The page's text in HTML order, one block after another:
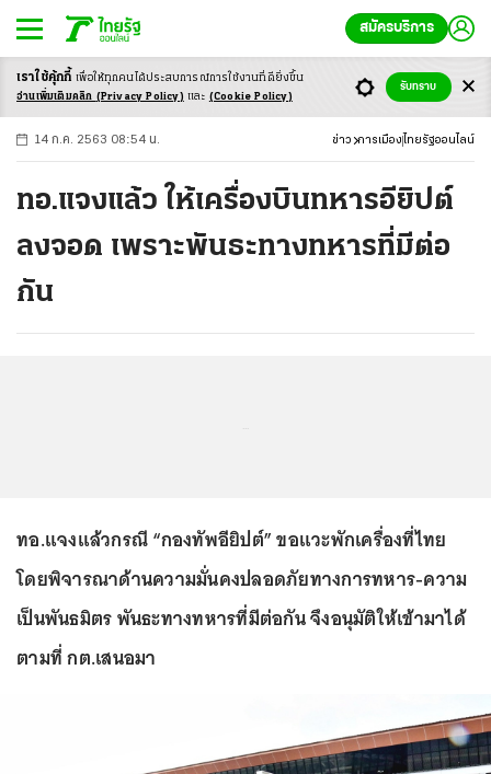
สมัครบริการ
-ก ก ก+
14 ก.ค. 2563 08:54 น. ข่าว การเมือง ไทยรัฐออนไลน์
ทอ.แจงแล้ว ให้เครื่องบินทหารอียิปต์
ลงจอด เพราะพันธะทางทหารที่มีต่อ
กัน
ทอ.แจงแล้วกรณี “กองทัพอียิปต์” ขอแวะพักเครื่องที่ไทย
โดยพิจารณาด้านความมั่นคงปลอดภัยทางการทหาร-ความ
เป็นพันธมิตร พันธะทางทหารที่มีต่อกัน จึงอนุมัติให้เข้ามาได้
ตามที่ กต.เสนอมา
เราใช้คุ้กกี้ เพื่อให้ทุกคนได้ประสบการณ์การใช้งานที่ดียิ่งขึ้น
อ่านเพิ่มเติมคลิก (Privacy Policy) และ (Cookie Policy)
รับทราบ